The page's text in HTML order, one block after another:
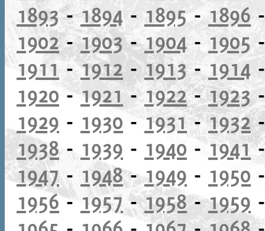
1893-1894 - 1895-1896
1902-1903-1904-1905
1911 -1912-1913-1914
1920 -1921- 1922-1923
1929 - 1930 -1931-1932
1938- 1939 - 1940 - 1941
1947- 1948-1949 - 1950
1956- 1957-1958-1959